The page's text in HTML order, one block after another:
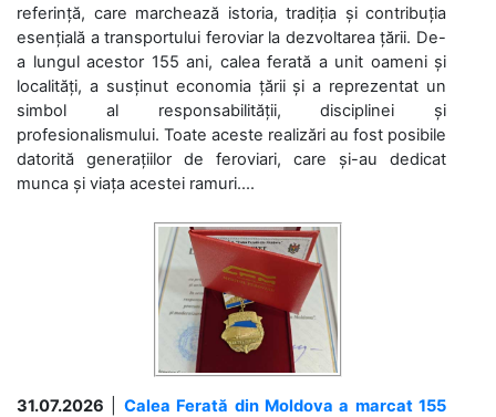
referință, care marchează istoria, tradiția și contribuția
esențială a transportului feroviar la dezvoltarea țării. De-
a lungul acestor 155 ani, calea ferată a unit oameni și
localități, a susținut economia țării și a reprezentat un
simbol al responsabilității, disciplinei și
profesionalismului. Toate aceste realizări au fost posibile
datorită generațiilor de feroviari, care și-au dedicat
munca și viața acestei ramuri....
31.07.2026
Calea Ferată din Moldova a marcat 155